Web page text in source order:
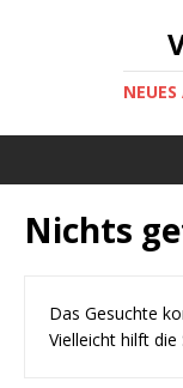
Nichts
Das Gesuchte
Vielleicht hilft die